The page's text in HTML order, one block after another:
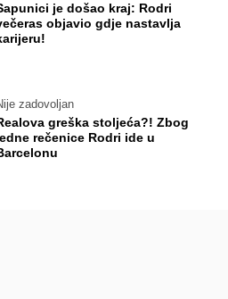
je došao kraj: Rodri
objavio gdje nastavlja
zadovoljan
greška stoljeća?! Zbog
rečenice Rodri ide u